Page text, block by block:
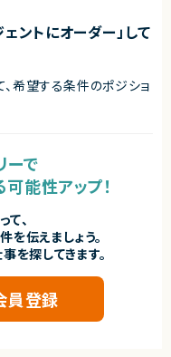
ントにオーダー」して
希望する条件のポジショ
ーで
能性アップ！
、
伝えましょう。
を探してきます。
員登録